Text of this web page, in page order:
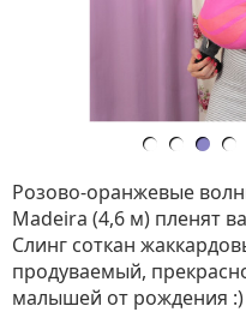
Розово-оранжевые
Madeira (4,6 м) пленят
Слинг соткан
продуваемый,
малышей от рождения :)